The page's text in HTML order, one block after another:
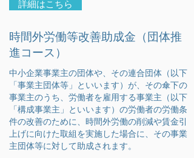
詳細はこちら
時間外労働等改善助成金（団体推
進コース）
中小企業事業主の団体や、その連合団体（以下
「事業主団体等」といいます）が、その傘下の
事業主のうち、労働者を雇用する事業主（以下
「構成事業主」といいます）の労働者の労働条
件の改善のために、時間外労働の削減や賃金引
上げに向けた取組を実施した場合に、その事業
主団体等に対して助成されます。